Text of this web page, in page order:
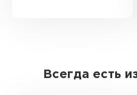
Всегда есть